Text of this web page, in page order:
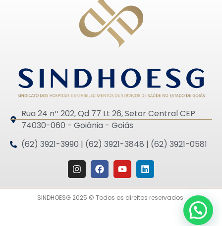
Rua 24 nº 202, Qd 77 Lt 26, Setor Central CEP
74030-060 - Goiânia - Goiás
(62) 3921-3990 | (62) 3921-3848 | (62) 3921-0581
SINDHOESG 2025 © Todos os direitos reservados